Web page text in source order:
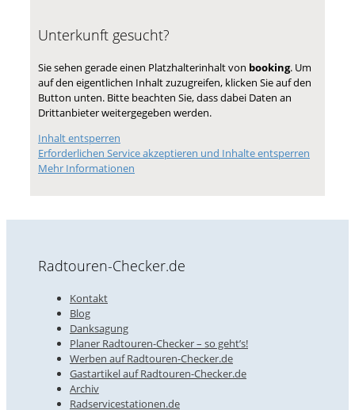
Unterkunft gesucht?
Sie sehen gerade einen Platzhalterinhalt von booking. Um
auf den eigentlichen Inhalt zuzugreifen, klicken Sie auf den
Button unten. Bitte beachten Sie, dass dabei Daten an
Drittanbieter weitergegeben werden.
Inhalt entsperren
Erforderlichen Service akzeptieren und Inhalte entsperren
Mehr Informationen
Radtouren-Checker.de
Kontakt
Blog
Danksagung
Planer Radtouren-Checker – so geht’s!
Werben auf Radtouren-Checker.de
Gastartikel auf Radtouren-Checker.de
Archiv
Radservicestationen.de